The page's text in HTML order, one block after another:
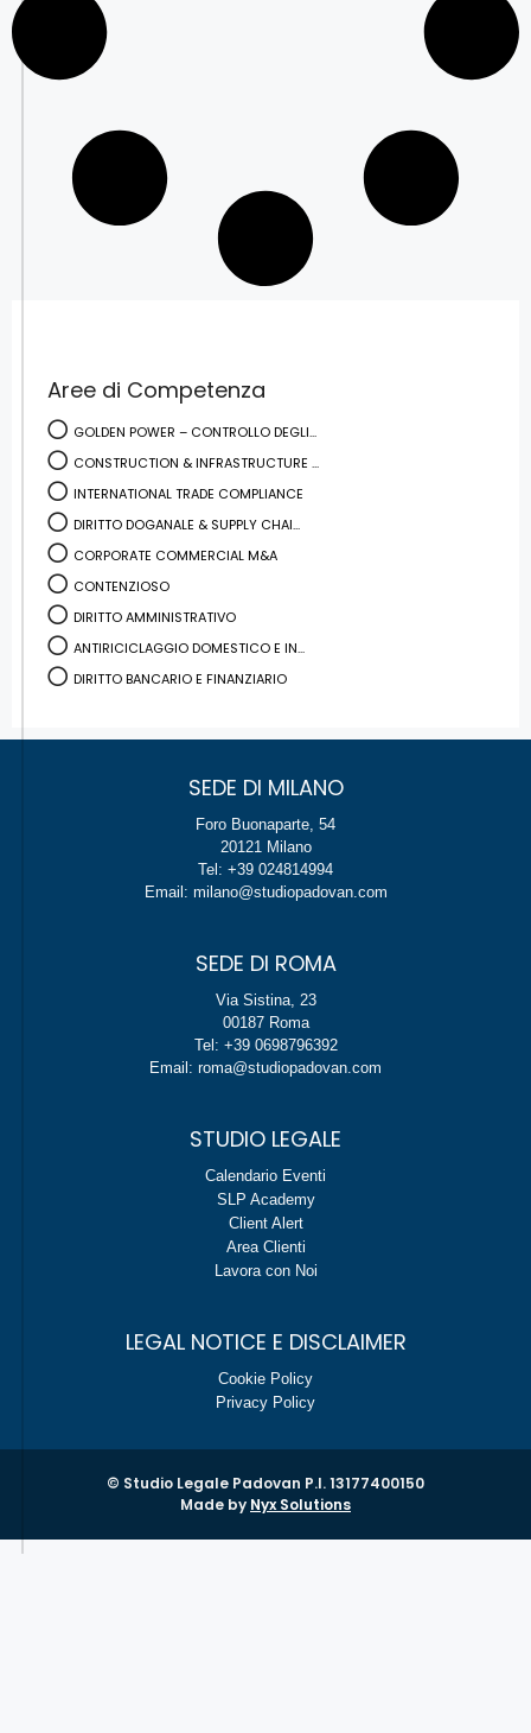
Aree di Competenza
GOLDEN POWER – CONTROLLO DEGLI...
CONSTRUCTION & INFRASTRUCTURE ...
INTERNATIONAL TRADE COMPLIANCE
DIRITTO DOGANALE & SUPPLY CHAI...
CORPORATE COMMERCIAL M&A
CONTENZIOSO
DIRITTO AMMINISTRATIVO
ANTIRICICLAGGIO DOMESTICO E IN...
DIRITTO BANCARIO E FINANZIARIO
SEDE DI MILANO
Foro Buonaparte, 54
20121 Milano
Tel: +39 024814994
Email: milano@studiopadovan.com
SEDE DI ROMA
Via Sistina, 23
00187 Roma
Tel: +39 0698796392
Email: roma@studiopadovan.com
STUDIO LEGALE
Calendario Eventi
SLP Academy
Client Alert
Area Clienti
Lavora con Noi
LEGAL NOTICE E DISCLAIMER
Cookie Policy
Privacy Policy
© Studio Legale Padovan P.I. 13177400150
Made by Nyx Solutions